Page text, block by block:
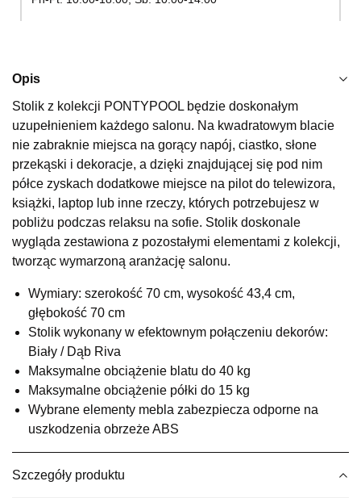
SALON MEBLOWY KUBUŚ
Salon meblowy
UL.RZEMIEŚLNICZA 6
66-470 KOSTRZYN NAD ODRĄ
Nr tel.507103199
Godziny otwarcia
Pn-Pt: 10:00-18:00, Sb: 10:00-14:00
679,00 zł
SALON MEBLOWY M JAK MEBLE
Salon meblowy
UL.BASZTOWA 3
76-100 SŁAWNO
Nr tel.502668736
Adres e-mail: pph.catrin@wp.pl
Opis
Stolik z kolekcji PONTYPOOL będzie doskonałym
uzupełnieniem każdego salonu. Na kwadratowym blacie
nie zabraknie miejsca na gorący napój, ciastko, słone
przekąski i dekoracje, a dzięki znajdującej się pod nim
półce zyskach dodatkowe miejsce na pilot do telewizora,
książki, laptop lub inne rzeczy, których potrzebujesz w
pobliżu podczas relaksu na sofie. Stolik doskonale
wygląda zestawiona z pozostałymi elementami z kolekcji,
tworząc wymarzoną aranżację salonu.
Wymiary: szerokość 70 cm, wysokość 43,4 cm,
głębokość 70 cm
Stolik wykonany w efektownym połączeniu dekorów:
Biały / Dąb Riva
Maksymalne obciążenie blatu do 40 kg
Maksymalne obciążenie półki do 15 kg
Wybrane elementy mebla zabezpiecza odporne na
uszkodzenia obrzeże ABS
Szczegóły produktu